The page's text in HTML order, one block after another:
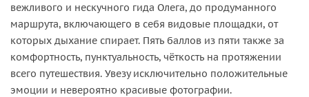
вежливого и нескучного гида Олега, до продуманного
маршрута, включающего в себя видовые площадки, от
которых дыхание спирает. Пять баллов из пяти также за
комфортность, пунктуальность, чёткость на протяжении
всего путешествия. Увезу исключительно положительные
эмоции и невероятно красивые фотографии.